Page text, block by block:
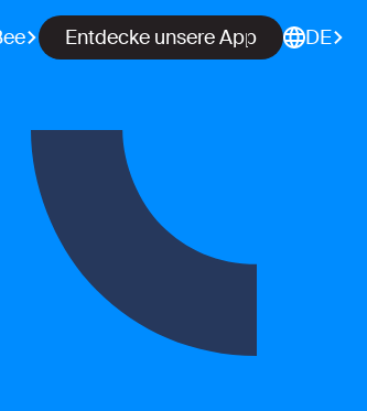
Entdecke unsere App DE